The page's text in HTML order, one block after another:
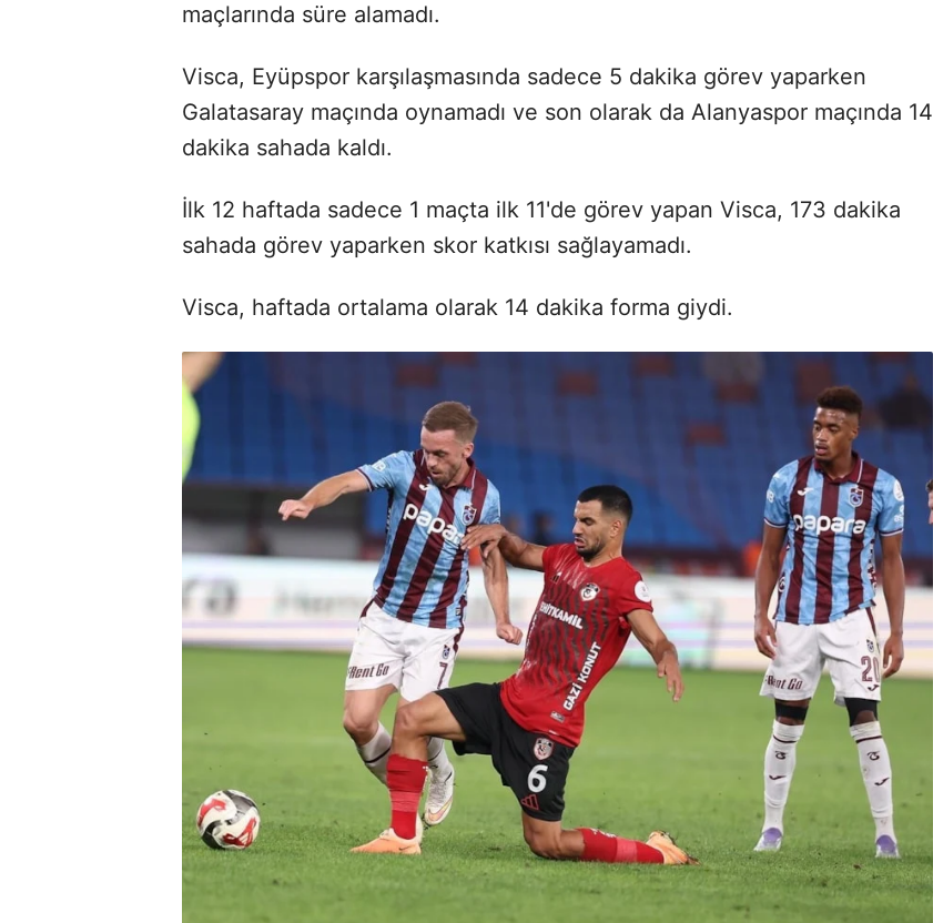
maçlarında süre alamadı.
Visca, Eyüpspor karşılaşmasında sadece 5 dakika görev yaparken
Galatasaray maçında oynamadı ve son olarak da Alanyaspor maçında 14
dakika sahada kaldı.
İlk 12 haftada sadece 1 maçta ilk 11'de görev yapan Visca, 173 dakika
sahada görev yaparken skor katkısı sağlayamadı.
Visca, haftada ortalama olarak 14 dakika forma giydi.